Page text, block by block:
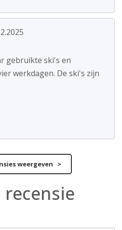
gebruikte ski's en
werkdagen. De ski's zijn
weergeven >